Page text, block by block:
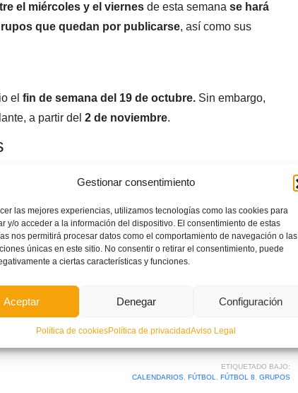
Gestionar consentimiento
las mejores experiencias, utilizamos tecnologías como las cookies para
y/o acceder a la información del dispositivo. El consentimiento de estas
nos permitirá procesar datos como el comportamiento de navegación o las
únicas en este sitio. No consentir o retirar el consentimiento, puede
a ciertas características y funciones.
Aceptar Denegar Configuración
Política de cookiesPolítica de privacidadAviso Legal
el miércoles y el viernesde esta semana se hará
que quedan por publicarse, así como sus
el fin de semana del 19 de octubre.Sin embargo,
a partir del 2 de noviembre.
en competición no aparecen encuadrados en ningún
dicha incidencia al correo decompeticiones@ffcv.es
sus inscripcioneslo antes posible para evitar
del arranque de las competiciones.
ETIQUETADO BAJO:
CALENDARIOS, FÚTBOL, FÚTBOL 8, GRUPOS